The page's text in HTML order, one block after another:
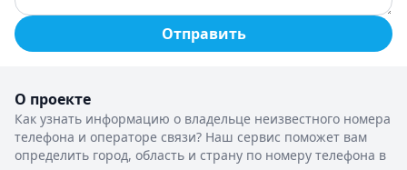
Отправить
О проекте
Как узнать информацию о владельце неизвестного номера
телефона и операторе связи? Наш сервис поможет вам
определить город, область и страну по номеру телефона в